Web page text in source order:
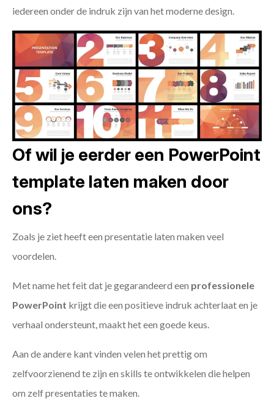
iedereen onder de indruk zijn van het moderne design.
Of wil je eerder een PowerPoint
template laten maken door
ons?
Zoals je ziet heeft een presentatie laten maken veel
voordelen.
Met name het feit dat je gegarandeerd een professionele
PowerPoint krijgt die een positieve indruk achterlaat en je
verhaal ondersteunt, maakt het een goede keus.
Aan de andere kant vinden velen het prettig om
zelfvoorzienend te zijn en skills te ontwikkelen die helpen
om zelf presentaties te maken.